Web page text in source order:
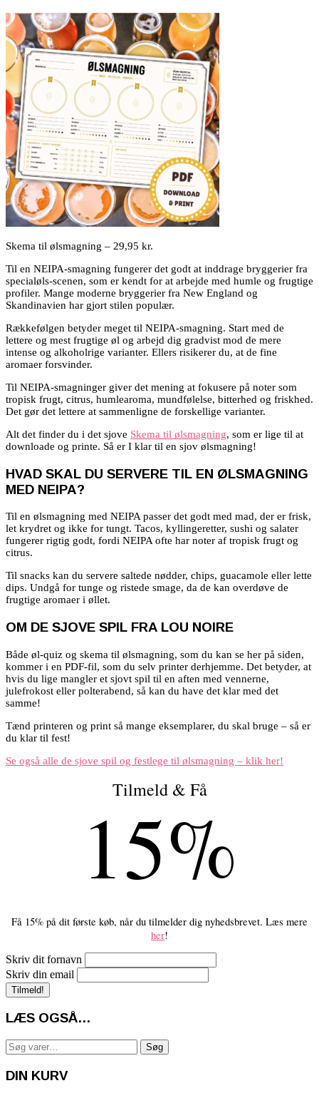
Skema til ølsmagning – 29,95 kr.
Til en NEIPA-smagning fungerer det godt at inddrage bryggerier fra
specialøls-scenen, som er kendt for at arbejde med humle og frugtige
profiler. Mange moderne bryggerier fra New England og
Skandinavien har gjort stilen populær.
Rækkefølgen betyder meget til NEIPA-smagning. Start med de
lettere og mest frugtige øl og arbejd dig gradvist mod de mere
intense og alkoholrige varianter. Ellers risikerer du, at de fine
aromaer forsvinder.
Til NEIPA-smagninger giver det mening at fokusere på noter som
tropisk frugt, citrus, humlearoma, mundfølelse, bitterhed og friskhed.
Det gør det lettere at sammenligne de forskellige varianter.
Alt det finder du i det sjove Skema til ølsmagning, som er lige til at
downloade og printe. Så er I klar til en sjov ølsmagning!
HVAD SKAL DU SERVERE TIL EN ØLSMAGNING
MED NEIPA?
Til en ølsmagning med NEIPA passer det godt med mad, der er frisk,
let krydret og ikke for tungt. Tacos, kyllingeretter, sushi og salater
fungerer rigtig godt, fordi NEIPA ofte har noter af tropisk frugt og
citrus.
Til snacks kan du servere saltede nødder, chips, guacamole eller lette
dips. Undgå for tunge og ristede smage, da de kan overdøve de
frugtige aromaer i øllet.
OM DE SJOVE SPIL FRA LOU NOIRE
Både øl-quiz og skema til ølsmagning, som du kan se her på siden,
kommer i en PDF-fil, som du selv printer derhjemme. Det betyder, at
hvis du lige mangler et sjovt spil til en aften med vennerne,
julefrokost eller polterabend, så kan du have det klar med det
samme!
Tænd printeren og print så mange eksemplarer, du skal bruge – så er
du klar til fest!
Se også alle de sjove spil og festlege til ølsmagning – klik her!
Tilmeld & Få
15%
Få 15% på dit første køb, når du tilmelder dig nyhedsbrevet. Læs mere
her!
Skriv dit fornavn
Skriv din email
LÆS OGSÅ…
Søg
efter:
Søg
DIN KURV